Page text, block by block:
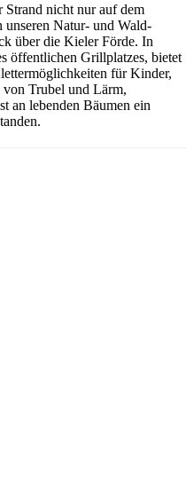
Strand nicht nur auf dem
unseren Natur- und Wald-
über die Kieler Förde. In
öffentlichen Grillplatzes, bietet
für Kinder,
von Trubel und Lärm,
an lebenden Bäumen ein